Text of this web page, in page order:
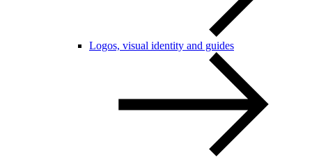
Logos, visual identity and guides